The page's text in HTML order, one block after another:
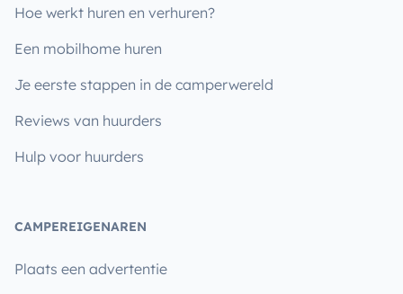
Hoe werkt huren en verhuren?
Een mobilhome huren
Je eerste stappen in de camperwereld
Reviews van huurders
Hulp voor huurders
CAMPEREIGENAREN
Plaats een advertentie